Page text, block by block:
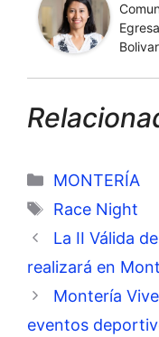
Categorías
MONTERÍA
Etiquetas
Race Night
La II Válida
realizará en
Montería
eventos